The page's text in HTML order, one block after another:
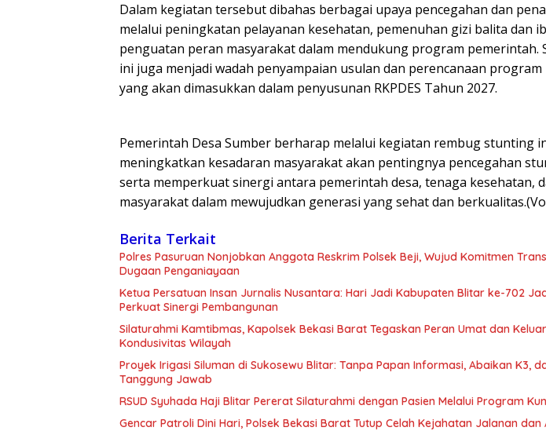
Dalam kegiatan tersebut dibahas berbagai upaya pencegahan dan
melalui peningkatan pelayanan kesehatan, pemenuhan gizi balita dan
penguatan peran masyarakat dalam mendukung program pemerintah.
ini juga menjadi wadah penyampaian usulan dan perencanaan
yang akan dimasukkan dalam penyusunan RKPDES Tahun 2027.
Pemerintah Desa Sumber berharap melalui kegiatan rembug stunting
meningkatkan kesadaran masyarakat akan pentingnya pencegahan
serta memperkuat sinergi antara pemerintah desa, tenaga kesehatan,
masyarakat dalam mewujudkan generasi yang sehat dan
Berita Terkait
Polres Pasuruan Nonjobkan Anggota Reskrim Polsek Beji, Wujud Komitmen
Dugaan Penganiayaan
Ketua Persatuan Insan Jurnalis Nusantara: Hari Jadi Kabupaten Blitar ke-702
Perkuat Sinergi Pembangunan
Silaturahmi Kamtibmas, Kapolsek Bekasi Barat Tegaskan Peran Umat dan
Kondusivitas Wilayah
Proyek Irigasi Siluman di Sukosewu Blitar: Tanpa Papan Informasi, Abaikan K3,
Tanggung Jawab
RSUD Syuhada Haji Blitar Pererat Silaturahmi dengan Pasien Melalui Program
Gencar Patroli Dini Hari, Polsek Bekasi Barat Tutup Celah Kejahatan Jalanan